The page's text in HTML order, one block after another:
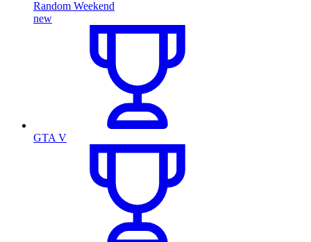
Random Weekend
new
GTA V